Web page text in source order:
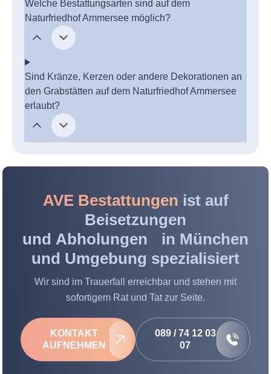
Welche Bestattungsarten sind auf dem
Naturfriedhof Ammersee möglich?
Sind Kränze, Kerzen oder andere Dekorationen an
den Grabstätten auf dem Naturfriedhof Ammersee
erlaubt?
AVE Bestattungen ist auf
Beisetzungen
und Abholungen in München
und Umgebung spezialisiert
Wir sind im Trauerfall erreichbar und stehen mit
sofortigem Rat und Tat zur Seite.
KONTAKT
AUFNEHMEN
089 / 74 12 03
07